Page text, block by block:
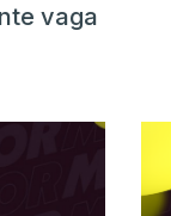
vaga